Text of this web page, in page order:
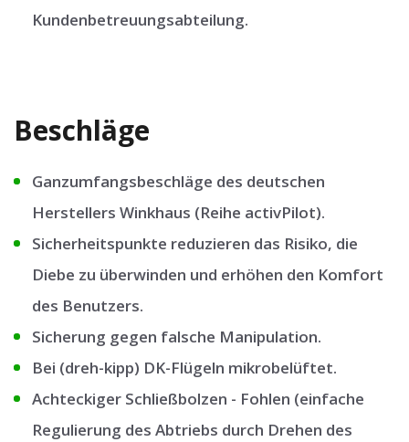
Kundenbetreuungsabteilung.
Beschläge
Ganzumfangsbeschläge des deutschen
Herstellers Winkhaus (Reihe activPilot).
Sicherheitspunkte reduzieren das Risiko, die
Diebe zu überwinden und erhöhen den Komfort
des Benutzers.
Sicherung gegen falsche Manipulation.
Bei (dreh-kipp) DK-Flügeln mikrobelüftet.
Achteckiger Schließbolzen - Fohlen (einfache
Regulierung des Abtriebs durch Drehen des